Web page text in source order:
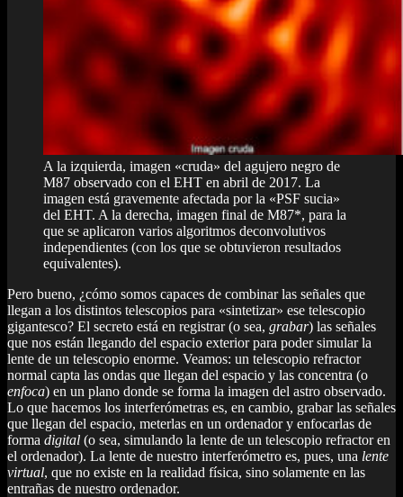
A la izquierda, imagen «cruda» del agujero negro de
M87 observado con el EHT en abril de 2017. La
imagen está gravemente afectada por la «PSF sucia»
del EHT. A la derecha, imagen final de M87*, para la
que se aplicaron varios algoritmos deconvolutivos
independientes (con los que se obtuvieron resultados
equivalentes).
Pero bueno, ¿cómo somos capaces de combinar las señales que
llegan a los distintos telescopios para «sintetizar» ese telescopio
gigantesco? El secreto está en registrar (o sea, grabar) las señales
que nos están llegando del espacio exterior para poder simular la
lente de un telescopio enorme. Veamos: un telescopio refractor
normal capta las ondas que llegan del espacio y las concentra (o
enfoca) en un plano donde se forma la imagen del astro observado.
Lo que hacemos los interferómetras es, en cambio, grabar las señales
que llegan del espacio, meterlas en un ordenador y enfocarlas de
forma digital (o sea, simulando la lente de un telescopio refractor en
el ordenador). La lente de nuestro interferómetro es, pues, una lente
virtual, que no existe en la realidad física, sino solamente en las
entrañas de nuestro ordenador.